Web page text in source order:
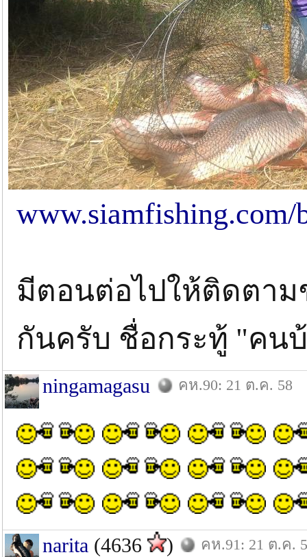
www.siamfishing.com/
มีตอนต่อไปให้ติดตาม
กันครับ ชื่อกระทู้ "คน
ningamagasu คห.90: 21 ต.ค. 58
narita (4636 ) คห.91: 21 ต.ค.